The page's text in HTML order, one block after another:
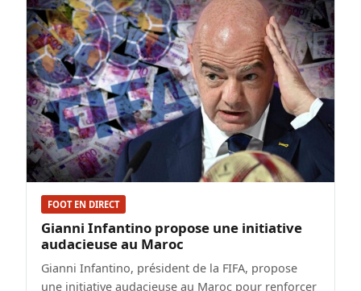
FOOT EN DIRECT
Gianni Infantino propose une initiative
audacieuse au Maroc
Gianni Infantino, président de la FIFA, propose
une initiative audacieuse au Maroc pour renforcer